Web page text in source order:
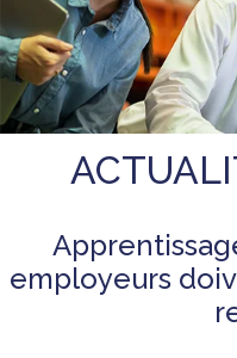
employeurs